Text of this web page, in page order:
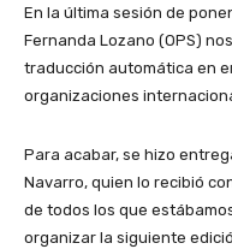
En la última sesión de
Fernanda Lozano (OPS)
traducción automática en
organizaciones
Para acabar, se hizo
Navarro, quien lo recibió
de todos los que
organizar la siguiente